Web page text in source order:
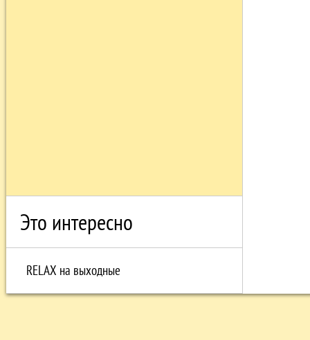
Это интересно
RELAX на выходные